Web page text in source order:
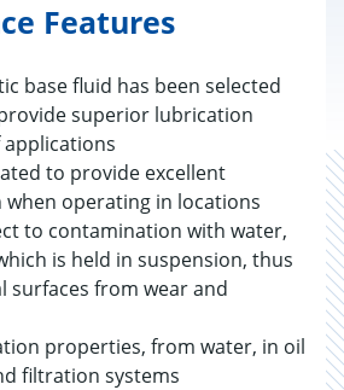
Features
base fluid has been selected
superior lubrication
to provide excellent
operating in locations
to contamination with water,
is held in suspension, thus
surfaces from wear and
properties, from water, in oil
filtration systems